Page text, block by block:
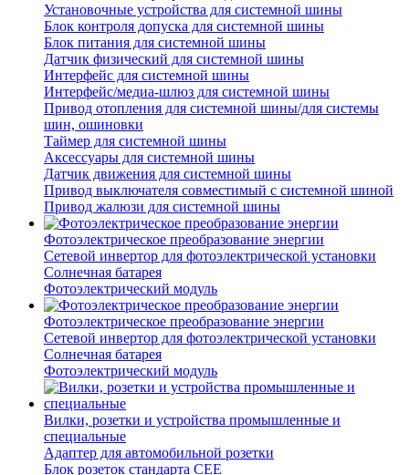
Установочные устройства для системной шины
Блок контроля допуска для системной шины
Блок питания для системной шины
Датчик физический для системной шины
Интерфейс для системной шины
Интерфейс/медиа-шлюз для системной шины
Привод отопления для системной шины/для системы
шин, ошиновки
Таймер для системной шины
Аксессуары для системной шины
Датчик движения для системной шины
Привод выключателя совместимый с системной шиной
Привод жалюзи для системной шины
Фотоэлектрическое преобразование энергии
Сетевой инвертор для фотоэлектрической установки
Солнечная батарея
Фотоэлектрический модуль
Фотоэлектрическое преобразование энергии
Сетевой инвертор для фотоэлектрической установки
Солнечная батарея
Фотоэлектрический модуль
Вилки, розетки и устройства промышленные и
специальные
Адаптер для автомобильной розетки
Блок розеток стандарта CEE